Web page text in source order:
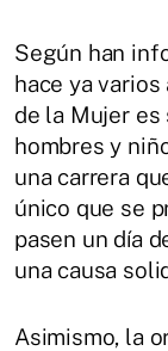
Según han
hace ya
de la Mujer es
hombres y
una carrera
único que se
pasen un día
una causa
Asimismo, la